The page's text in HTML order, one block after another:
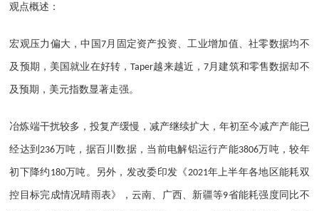
观点概述：
宏观压力偏大，中国 7月固定资产投资、工业增加值、社零数据均不
及预期，美国就业在好转，Taper越来越近，7 月建筑和零售数据却不
及预期，美元指数显著走强。
冶炼端干扰较多，投复产缓慢，减产继续扩大，年初至今减产产能已
经达到 236万吨，据百川数据，当前电解铝运行产能3806万吨，较年
初下降约 180万吨。另外，发改委印发《2021年上半年各地区能耗双
控目标完成情况晴雨表》，云南、广西、新疆等9省能耗强度同比不